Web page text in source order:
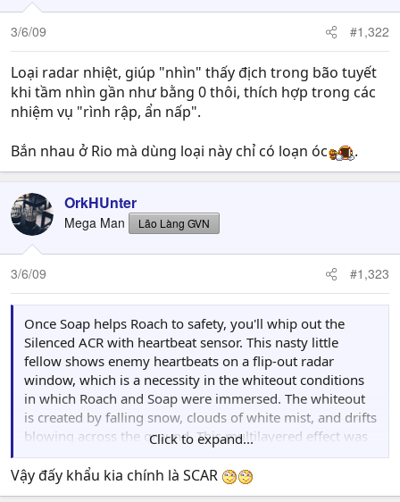
3/6/09 #1,322
Loại radar nhiệt, giúp "nhìn" thấy địch trong bão tuyết
khi tầm nhìn gần như bằng 0 thôi, thích hợp trong các
nhiệm vụ "rình rập, ẩn nấp".
Bắn nhau ở Rio mà dùng loại này chỉ có loạn óc
.
OrkHUnter
Mega Man Lão Làng GVN
3/6/09 #1,323
Once Soap helps Roach to safety, you'll whip out the
Silenced ACR with heartbeat sensor. This nasty little
fellow shows enemy heartbeats on a flip-out radar
window, which is a necessity in the whiteout conditions
in which Roach and Soap were immersed. The whiteout
is created by falling snow, clouds of white mist, and drifts
blowing across the ground. This multilayered effect was
compounded by the frost that gathered on Roach's
goggles, slowly encroaching on his field of vision and
making environmental conditions seem even harsher.
Click to expand...
Vậy đấy khẩu kia chính là SCAR